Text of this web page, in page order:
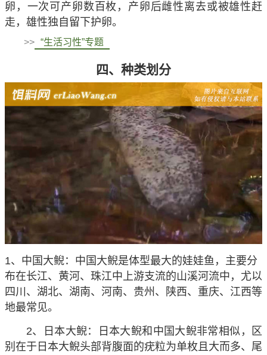
卵，一次可产卵数百枚，产卵后雌性离去或被雄性赶
走，雄性独自留下护卵。
>> “生活习性”专题
四、种类划分
1、中国大鲵：中国大鲵是体型最大的娃娃鱼，主要分
布在长江、黄河、珠江中上游支流的山溪河流中，尤以
四川、湖北、湖南、河南、贵州、陕西、重庆、江西等
地最常见。
2、日本大鲵：日本大鲵和中国大鲵非常相似，区
别在于日本大鲵头部背腹面的疣粒为单枚且大而多、尾